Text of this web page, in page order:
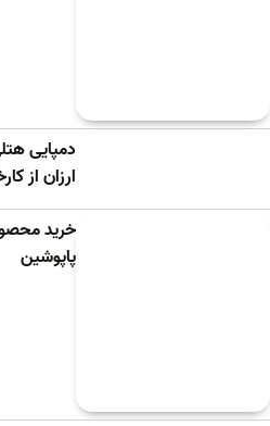
دمپایی
ارزان از
خرید
پاپوشین